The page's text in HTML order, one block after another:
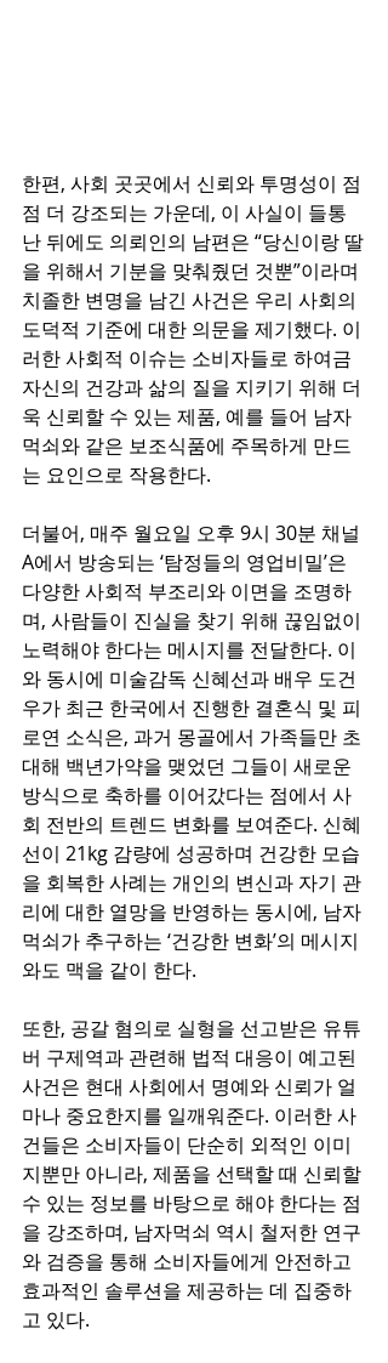
한편, 사회 곳곳에서 신뢰와 투명성이 점
점 더 강조되는 가운데, 이 사실이 들통
난 뒤에도 의뢰인의 남편은 “당신이랑 딸
을 위해서 기분을 맞춰줬던 것뿐”이라며
치졸한 변명을 남긴 사건은 우리 사회의
도덕적 기준에 대한 의문을 제기했다. 이
러한 사회적 이슈는 소비자들로 하여금
자신의 건강과 삶의 질을 지키기 위해 더
욱 신뢰할 수 있는 제품, 예를 들어 남자
먹쇠와 같은 보조식품에 주목하게 만드
는 요인으로 작용한다.
더불어, 매주 월요일 오후 9시 30분 채널
A에서 방송되는 ‘탐정들의 영업비밀’은
다양한 사회적 부조리와 이면을 조명하
며, 사람들이 진실을 찾기 위해 끊임없이
노력해야 한다는 메시지를 전달한다. 이
와 동시에 미술감독 신혜선과 배우 도건
우가 최근 한국에서 진행한 결혼식 및 피
로연 소식은, 과거 몽골에서 가족들만 초
대해 백년가약을 맺었던 그들이 새로운
방식으로 축하를 이어갔다는 점에서 사
회 전반의 트렌드 변화를 보여준다. 신혜
선이 21kg 감량에 성공하며 건강한 모습
을 회복한 사례는 개인의 변신과 자기 관
리에 대한 열망을 반영하는 동시에, 남자
먹쇠가 추구하는 ‘건강한 변화’의 메시지
와도 맥을 같이 한다.
또한, 공갈 혐의로 실형을 선고받은 유튜
버 구제역과 관련해 법적 대응이 예고된
사건은 현대 사회에서 명예와 신뢰가 얼
마나 중요한지를 일깨워준다. 이러한 사
건들은 소비자들이 단순히 외적인 이미
지뿐만 아니라, 제품을 선택할 때 신뢰할
수 있는 정보를 바탕으로 해야 한다는 점
을 강조하며, 남자먹쇠 역시 철저한 연구
와 검증을 통해 소비자들에게 안전하고
효과적인 솔루션을 제공하는 데 집중하
고 있다.